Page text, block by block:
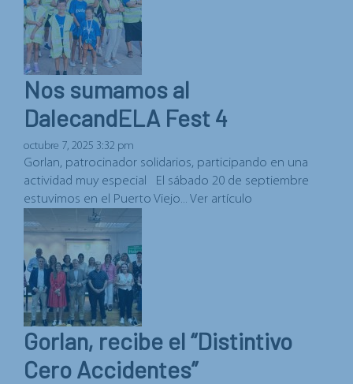
Nos sumamos al
DalecandELA Fest 4
octubre 7, 2025 3:32 pm
Gorlan, patrocinador solidarios, participando en una
actividad muy especial El sábado 20 de septiembre
estuvimos en el Puerto Viejo... Ver artículo
Gorlan, recibe el “Distintivo
Cero Accidentes”